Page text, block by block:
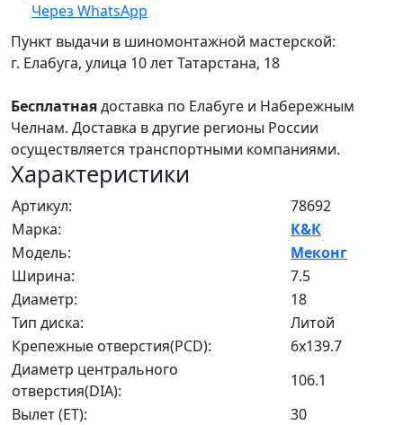
Через WhatsApp
Пункт выдачи в шиномонтажной мастерской:
г. Елабуга, улица 10 лет Татарстана, 18
Бесплатнаядоставка по Елабуге и Набережным
Челнам. Доставка в другие регионы России
осуществляется транспортными компаниями.
Характеристики
Артикул:
78692
Марка:
К&К
Модель:
Меконг
Ширина:
7.5
Диаметр:
18
Тип диска:
Литой
Крепежные отверстия(PCD):
6x139.7
Диаметр центрального
отверстия(DIA):
106.1
Вылет (ET):
30